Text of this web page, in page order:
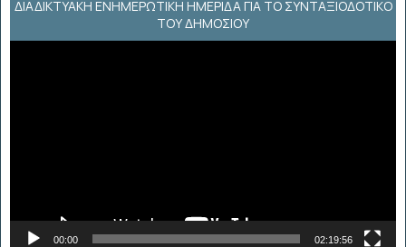
ΔΙΑΔΙΚΤΥΑΚΉ ΕΝΗΜΕΡΩΤΙΚΉ ΗΜΕΡΊΔΑ ΓΙΑ ΤΟ ΣΥΝΤΑΞΙΟΔΟΤΙΚΌ
ΤΟΥ ΔΗΜΟΣΊΟΥ
00:00 02:19:56